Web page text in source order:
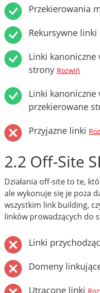
Przekierowania
Rekursywne
Linki kanoniczne
strony Rozwiń
Linki kanoniczne
przekierowane
Przyjazne linki
2.2 Off-Site
Działania off-site to te,
ale wykonuje się je poza
wszystkim link building,
linków prowadzących do
Linki
Domeny
Utracone linki